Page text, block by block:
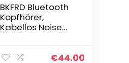
BKFRD Bluetooth
Kopfhörer,
Kabellos Noise
HiFi Stereo Sound,
€44.00